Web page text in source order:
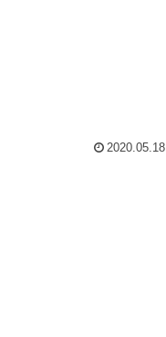
2020.05.18